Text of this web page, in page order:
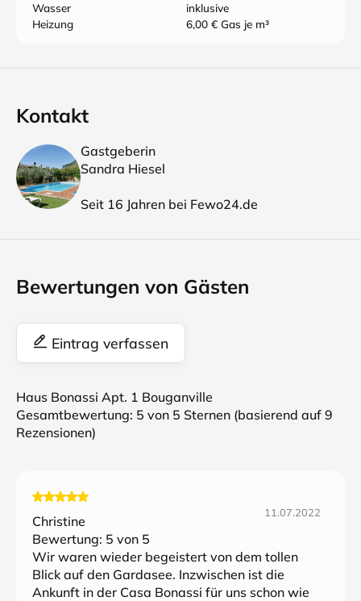
Wasser
inklusive
Heizung
6,00 € Gas je m³
Kontakt
Gastgeberin
Sandra Hiesel
Seit 16 Jahren bei Fewo24.de
Bewertungen von Gästen
Eintrag verfassen
Haus Bonassi Apt. 1 Bouganville
Gesamtbewertung: 5 von 5 Sternen (basierend auf 9
Rezensionen)
Christine
11.07.2022
Bewertung: 5 von 5
Wir waren wieder begeistert von dem tollen
Blick auf den Gardasee. Inzwischen ist die
Ankunft in der Casa Bonassi für uns schon wie